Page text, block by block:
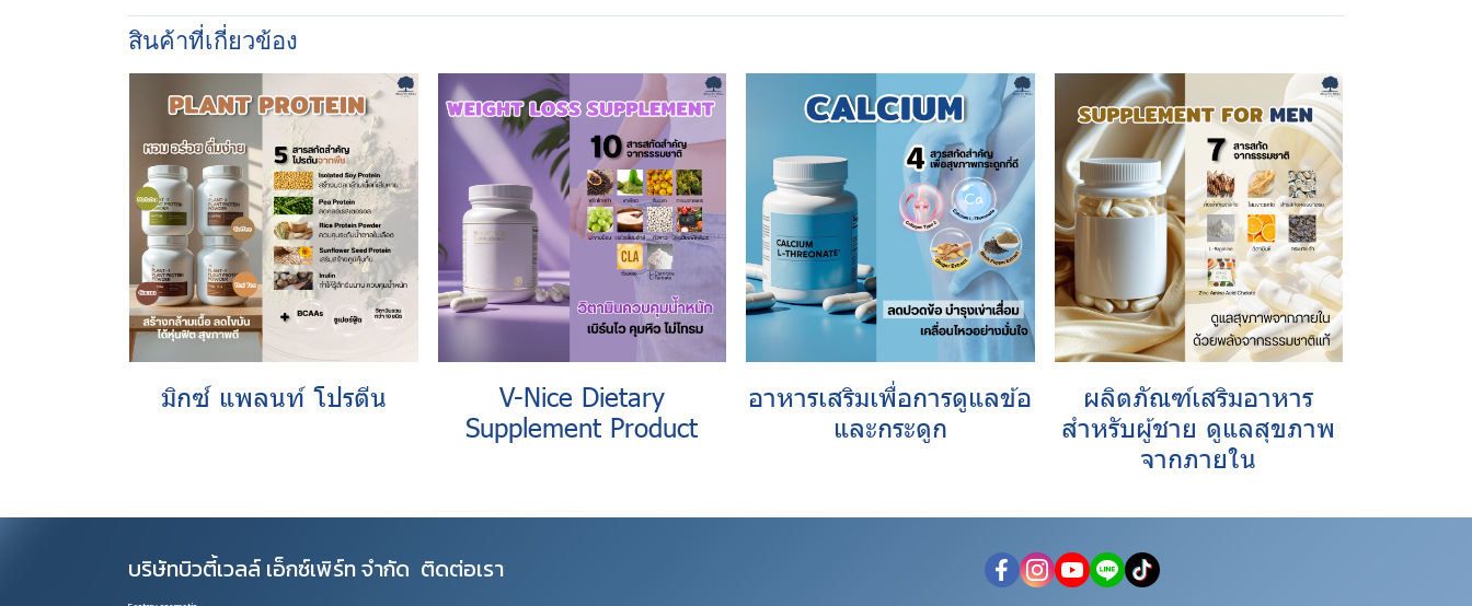
สินค้าที่เกี่ยวข้อง
มิกซ์ แพลนท์ โปรตีน
V-Nice Dietary
Supplement Product
อาหารเสริมเพื่อการดูแลข้อ
และกระดูก
ผลิตภัณฑ์เสริมอาหาร
สำหรับผู้ชาย ดูแลสุขภาพ
จากภายใน
บริษัทบิวตี้เวลล์ เอ็กซ์เพิร์ท จำกัด ติดต่อเรา